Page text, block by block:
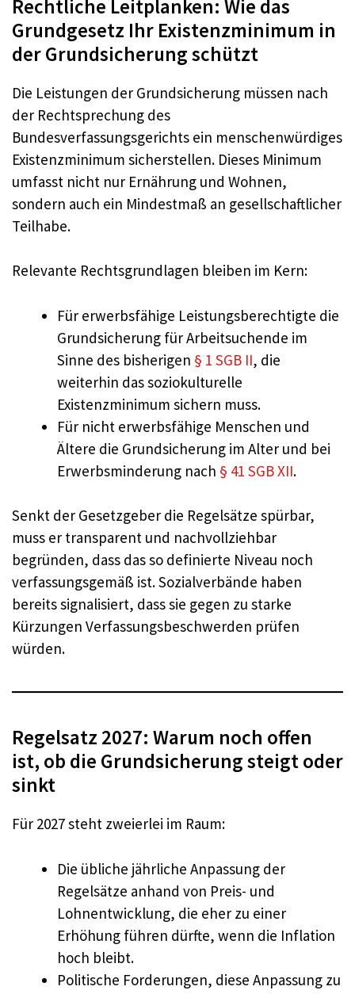
Rechtliche Leitplanken: Wie das
Grundgesetz Ihr Existenzminimum in
der Grundsicherung schützt
Die Leistungen der Grundsicherung müssen nach
der Rechtsprechung des
Bundesverfassungsgerichts ein menschenwürdiges
Existenzminimum sicherstellen. Dieses Minimum
umfasst nicht nur Ernährung und Wohnen,
sondern auch ein Mindestmaß an gesellschaftlicher
Teilhabe.
Relevante Rechtsgrundlagen bleiben im Kern:
Für erwerbsfähige Leistungsberechtigte die
Grundsicherung für Arbeitsuchende im
Sinne des bisherigen § 1 SGB II, die
weiterhin das soziokulturelle
Existenzminimum sichern muss.
Für nicht erwerbsfähige Menschen und
Ältere die Grundsicherung im Alter und bei
Erwerbsminderung nach § 41 SGB XII.
Senkt der Gesetzgeber die Regelsätze spürbar,
muss er transparent und nachvollziehbar
begründen, dass das so definierte Niveau noch
verfassungsgemäß ist. Sozialverbände haben
bereits signalisiert, dass sie gegen zu starke
Kürzungen Verfassungsbeschwerden prüfen
würden.
Regelsatz 2027: Warum noch offen
ist, ob die Grundsicherung steigt oder
sinkt
Für 2027 steht zweierlei im Raum:
Die übliche jährliche Anpassung der
Regelsätze anhand von Preis- und
Lohnentwicklung, die eher zu einer
Erhöhung führen dürfte, wenn die Inflation
hoch bleibt.
Politische Forderungen, diese Anpassung zu